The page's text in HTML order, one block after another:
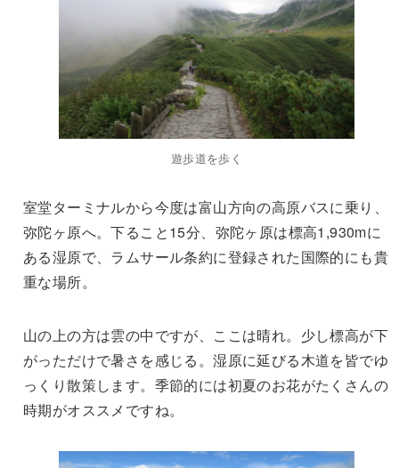
遊歩道を歩く
室堂ターミナルから今度は富山方向の高原バスに乗り、
弥陀ヶ原へ。下ること15分、弥陀ヶ原は標高1,930mに
ある湿原で、ラムサール条約に登録された国際的にも貴
重な場所。
山の上の方は雲の中ですが、ここは晴れ。少し標高が下
がっただけで暑さを感じる。湿原に延びる木道を皆でゆ
っくり散策します。季節的には初夏のお花がたくさんの
時期がオススメですね。